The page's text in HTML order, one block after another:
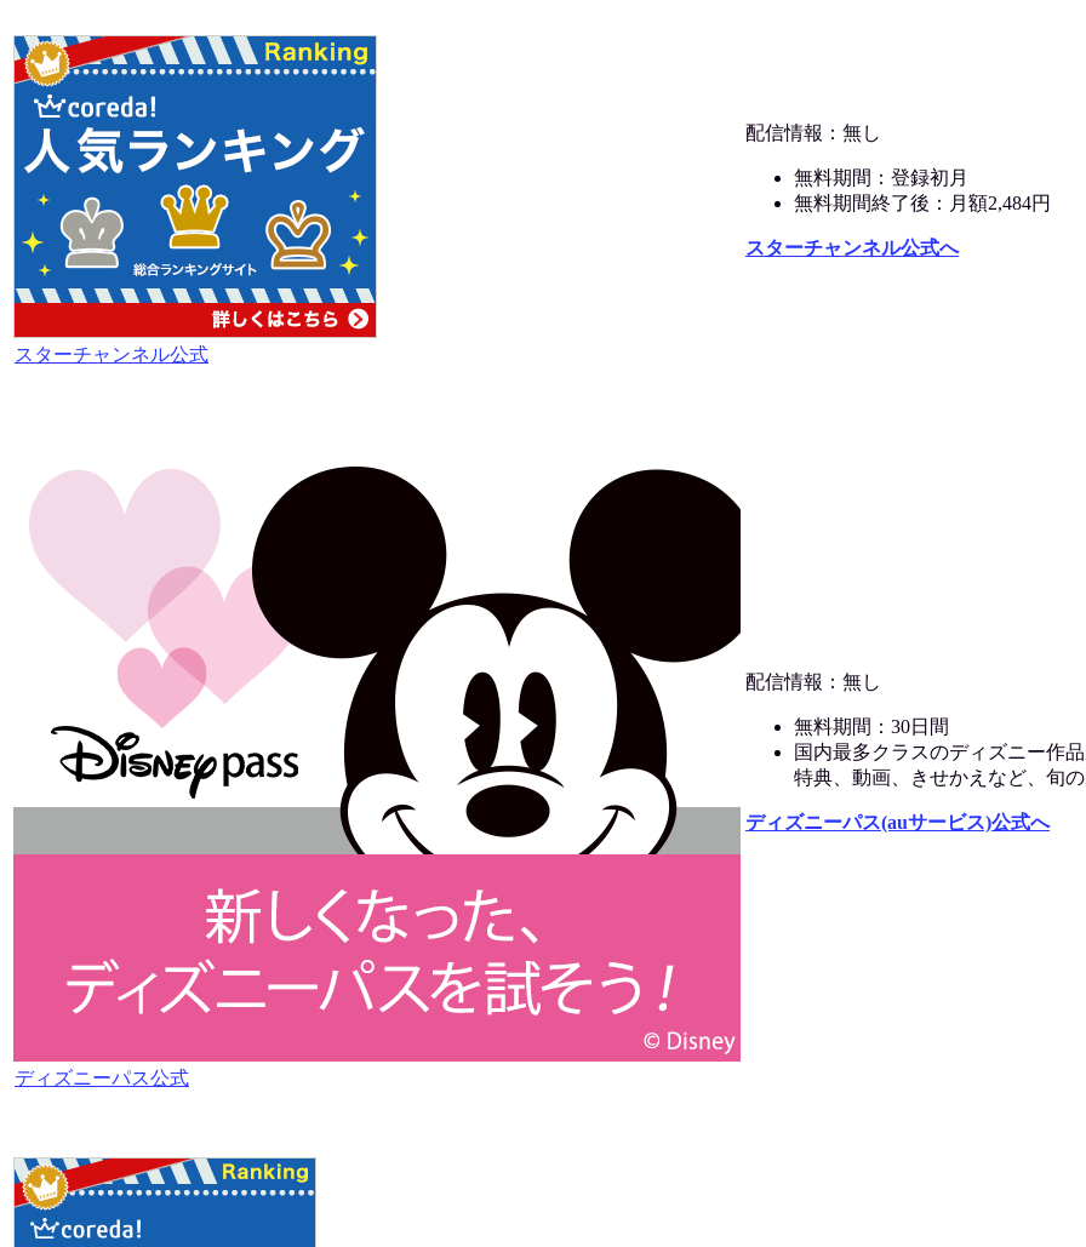
スターチャンネル公式
配信情報：無し
無料期間：登録初月
無料期間終了後：月額2,484円
スターチャンネル公式へ
ディズニーパス公式
配信情報：無し
無料期間：30日間
国内最多クラスのディズニー作
特典、動画、きせかえなど、旬
ディズニーパス(auサービス)公式へ